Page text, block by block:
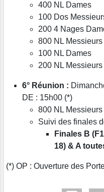
400 NL Dames
100 Dos
200 4 Nages
800 NL
100 NL Dames
200 NL Messieurs
6° Réunion :
DE : 15h00 (*)
800 NL
Suivi des finales
Finales B
18) & A
(*) OP : Ouverture des